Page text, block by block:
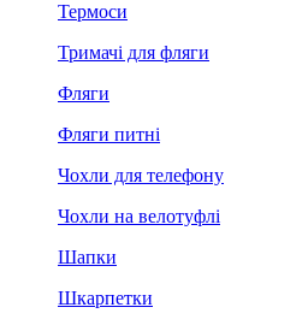
Термоси
Тримачі для фляги
Фляги
Фляги питні
Чохли для телефону
Чохли на велотуфлі
Шапки
Шкарпетки